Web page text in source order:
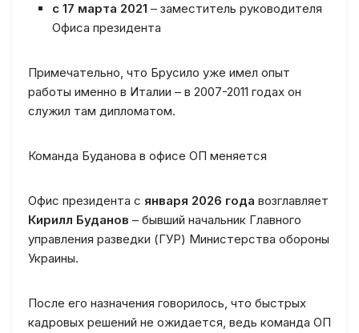
с 17 марта 2021 – заместитель руководителя
Офиса президента
Примечательно, что Брусило уже имел опыт
работы именно в Италии – в 2007-2011 годах он
служил там дипломатом.
Команда Буданова в офисе ОП меняется
Офис президента с января 2026 года возглавляет
Кирилл Буданов – бывший начальник Главного
управления разведки (ГУР) Министерства обороны
Украины.
После его назначения говорилось, что быстрых
кадровых решений не ожидается, ведь команда ОП